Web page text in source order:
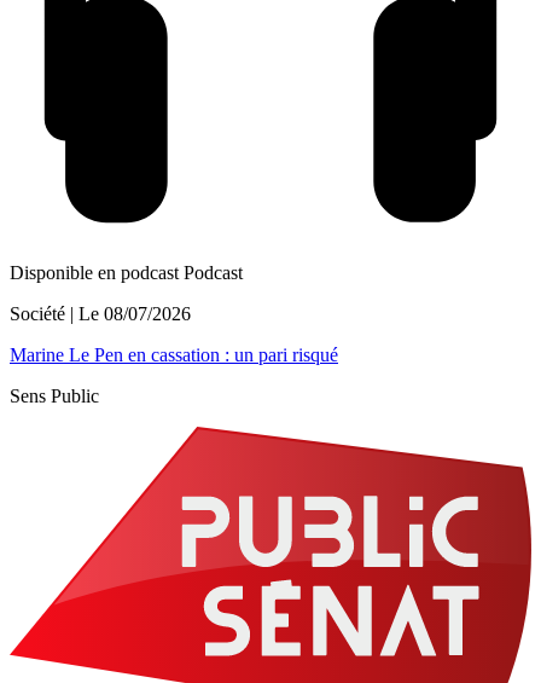
Disponible en podcast Podcast
Société | Le 08/07/2026
Marine Le Pen en cassation : un pari risqué
Sens Public